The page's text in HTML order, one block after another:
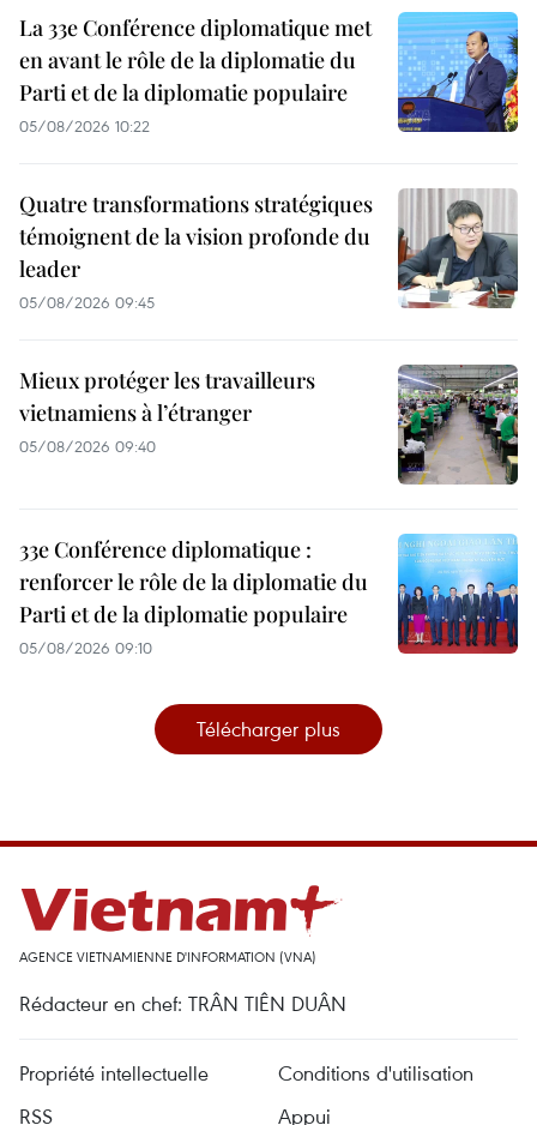
La 33e Conférence diplomatique met
en avant le rôle de la diplomatie du
Parti et de la diplomatie populaire
05/08/2026 10:22
Quatre transformations stratégiques
témoignent de la vision profonde du
leader
05/08/2026 09:45
Mieux protéger les travailleurs
vietnamiens à l’étranger
05/08/2026 09:40
33e Conférence diplomatique :
renforcer le rôle de la diplomatie du
Parti et de la diplomatie populaire
05/08/2026 09:10
Télécharger plus
AGENCE VIETNAMIENNE D'INFORMATION (VNA)
Rédacteur en chef: TRÂN TIÊN DUÂN
Propriété intellectuelle
Conditions d'utilisation
RSS
Appui